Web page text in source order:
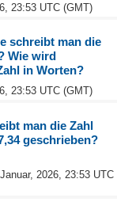
23:53 UTC (GMT)
schreibt man die
Wie wird
in Worten?
23:53 UTC (GMT)
man die Zahl
geschrieben?
2026, 23:53 UTC